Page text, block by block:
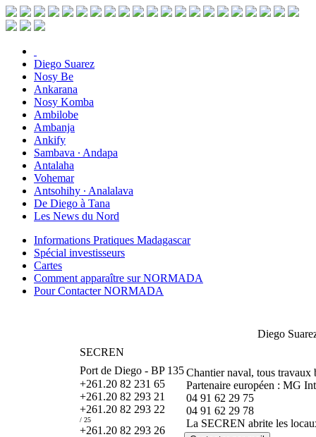
Diego Suarez
Nosy Be
Ankarana
Nosy Komba
Ambilobe
Ambanja
Ankify
Sambava ∙ Andapa
Antalaha
Vohemar
Antsohihy ∙ Analalava
De Diego à Tana
Les News du Nord
Informations Pratiques Madagascar
Spécial investisseurs
Cartes
Comment apparaître sur NORMADA
Pour Contacter NORMADA
Diego
SECREN
Port de Diego - BP 135
+261.20 82 231 65
+261.20 82 293 21
+261.20 82 293 22
/ 25
+261.20 82 293 26
Chantier naval, tous travaux
Partenaire européen : MG
04 91 62 29 75
04 91 62 29 78
La SECREN abrite les